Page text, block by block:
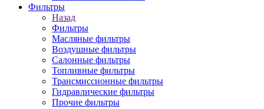
Фильтры
Назад
Фильтры
Масляные фильтры
Воздушные фильтры
Салонные фильтры
Топливные фильтры
Трансмиссионные фильтры
Гидравлические фильтры
Прочие фильтры